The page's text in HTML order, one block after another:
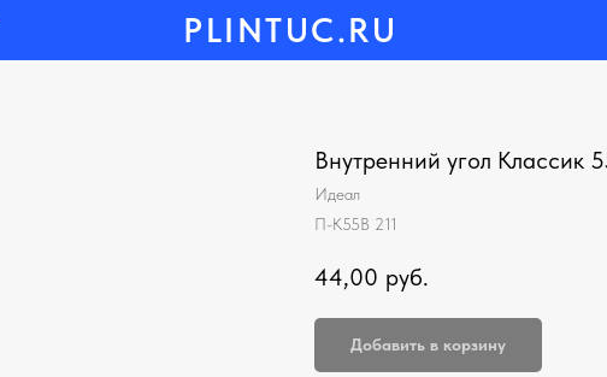
PLINTUC.RU
Внутренний угол Классик
Идеал
П-К55В 211
44,00 руб.
Добавить в корзину